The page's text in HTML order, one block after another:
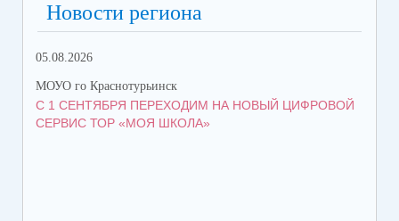
Новости региона
05.08.2026
МОУО го Краснотурьинск
С 1 СЕНТЯБРЯ ПЕРЕХОДИМ НА НОВЫЙ ЦИФРОВОЙ
СЕРВИС ТОР «МОЯ ШКОЛА»